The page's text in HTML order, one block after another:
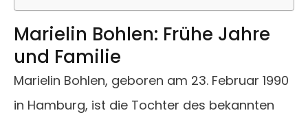
Marielin Bohlen: Frühe Jahre
und Familie
Marielin Bohlen, geboren am 23. Februar 1990
in Hamburg, ist die Tochter des bekannten